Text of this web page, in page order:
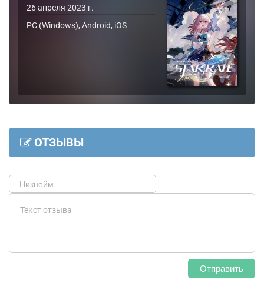
26 апреля 2023 г.
PC (Windows), Android, iOS
ОТЗЫВЫ
Отправить